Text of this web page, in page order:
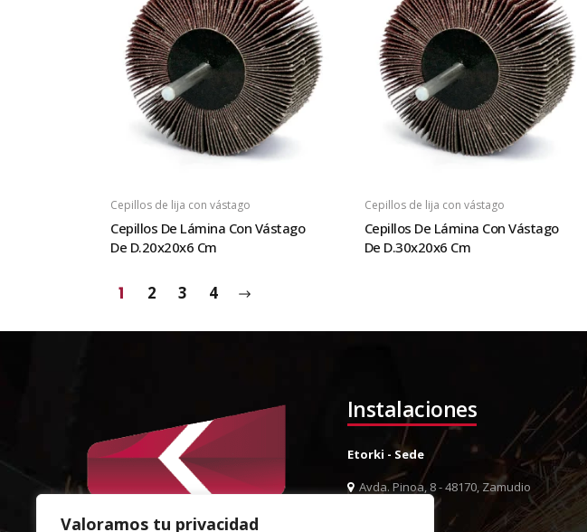
Valoramos tu privacidad
Cepillos de lija con vástago
Cepillos De Lámina Con Vástago
De D.20x20x6 Cm
Cepillos de lija con vástago
Cepillos De Lámina Con Vástago
De D.30x20x6 Cm
1 2 3 4
Instalaciones
Etorki - Sede
Avda. Pinoa, 8 - 48170, Zamudio